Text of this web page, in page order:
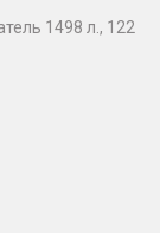
1498 л., 122